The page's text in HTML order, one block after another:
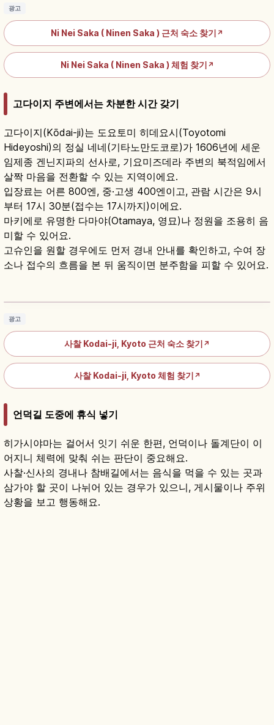
광고
Ni Nei Saka ( Ninen Saka ) 근처 숙소 찾기 ↗
Ni Nei Saka ( Ninen Saka ) 체험 찾기 ↗
고다이지 주변에서는 차분한 시간 갖기
고다이지(Kōdai-ji)는 도요토미 히데요시(Toyotomi
Hideyoshi)의 정실 네네(기타노만도코로)가 1606년에 세운
임제종 겐닌지파의 선사로, 기요미즈데라 주변의 북적임에서
살짝 마음을 전환할 수 있는 지역이에요.
입장료는 어른 800엔, 중·고생 400엔이고, 관람 시간은 9시
부터 17시 30분(접수는 17시까지)이에요.
마키에로 유명한 다마야(Otamaya, 영묘)나 정원을 조용히 음
미할 수 있어요.
고슈인을 원할 경우에도 먼저 경내 안내를 확인하고, 수여 장
소나 접수의 흐름을 본 뒤 움직이면 분주함을 피할 수 있어요.
고다이지란?｜교토 네네가 창건한 임제종 사찰·
광고
사찰 Kodai-ji, Kyoto 근처 숙소 찾기 ↗
사찰 Kodai-ji, Kyoto 체험 찾기 ↗
언덕길 도중에 휴식 넣기
히가시야마는 걸어서 잇기 쉬운 한편, 언덕이나 돌계단이 이
어지니 체력에 맞춰 쉬는 판단이 중요해요.
사찰·신사의 경내나 참배길에서는 음식을 먹을 수 있는 곳과
삼가야 할 곳이 나뉘어 있는 경우가 있으니, 게시물이나 주위
상황을 보고 행동해요.